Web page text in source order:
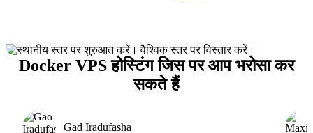
Docker VPS होस्टिंग जिस पर आप भरोसा कर
सकते हैं
Gad Iradufasha